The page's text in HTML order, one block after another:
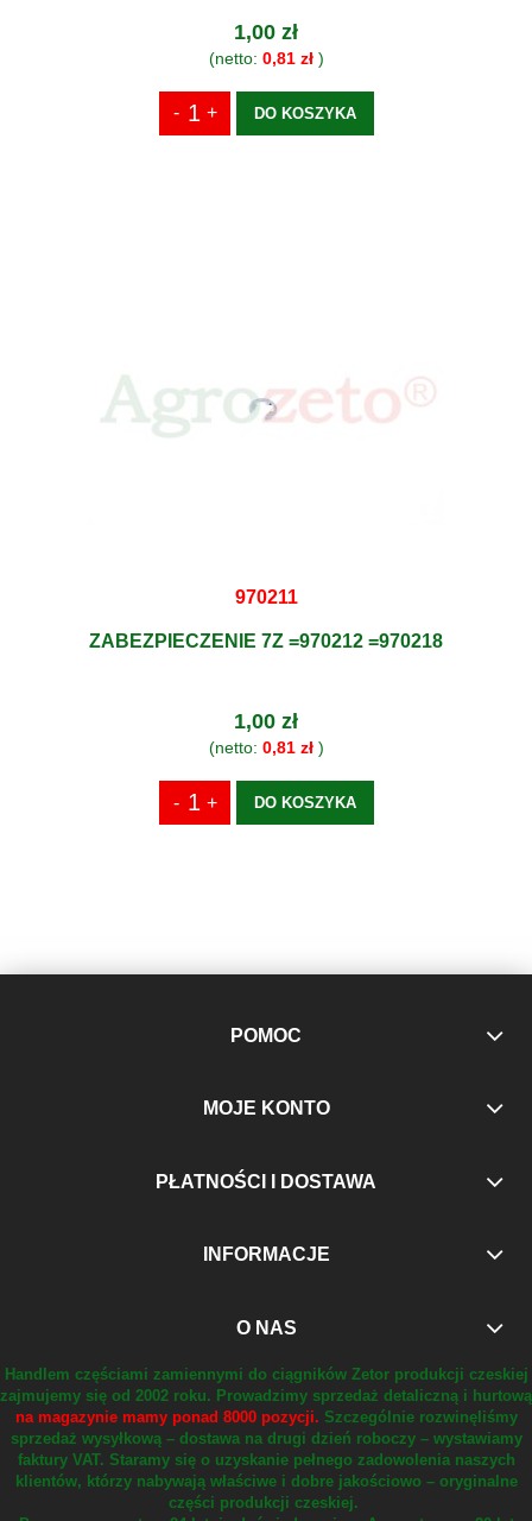
1,00 zł
(netto: 0,81 zł)
DO KOSZYKA
970211
ZABEZPIECZENIE 7Z =970212 =970218
1,00 zł
(netto: 0,81 zł)
DO KOSZYKA
POMOC
MOJE KONTO
PŁATNOŚCI I DOSTAWA
INFORMACJE
O NAS
Handlem częściami zamiennymi do ciągników Zetor produkcji czeskiej
zajmujemy się od 2002 roku. Prowadzimy sprzedaż detaliczną i hurtową
na magazynie mamy ponad 8000 pozycji. Szczególnie rozwinęliśmy
sprzedaż wysyłkową – dostawa na drugi dzień roboczy – wystawiamy
faktury VAT. Staramy się o uzyskanie pełnego zadowolenia naszych
klientów, którzy nabywają właściwe i dobre jakościowo – oryginalne
części produkcji czeskiej.